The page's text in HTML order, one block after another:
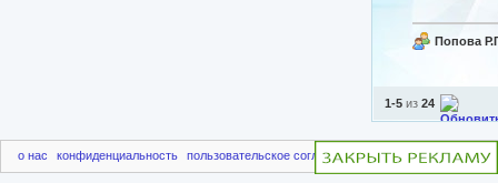
Попова
1-5 из 24
о нас конфиденциальность пользовательское соглашение чаво пригласить